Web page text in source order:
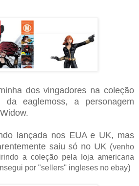
dos vingadores na coleção
da eaglemoss, a personagem
lançada nos EUA e UK, mas
saiu só no UK (venho
a coleção pela loja americana
por "sellers" ingleses no ebay)